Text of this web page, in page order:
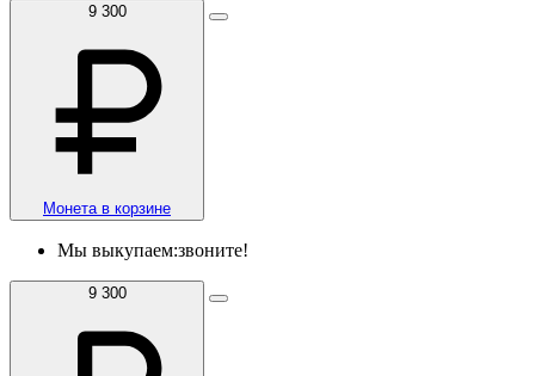
9 300
Монета в корзине
Мы выкупаем:звоните!
9 300